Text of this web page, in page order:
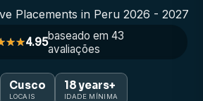
Placements in Peru 2026 - 2027
4.95baseado em 43
avaliações
Cusco
LOCAIS
18 years+
IDADE MÍNIMA